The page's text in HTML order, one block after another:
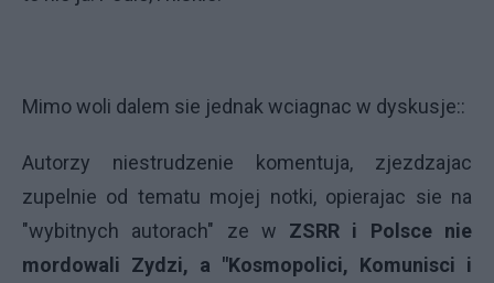
Mimo woli dalem sie jednak wciagnac w dyskusje::
Autorzy niestrudzenie komentuja, zjezdzajac
zupelnie od tematu mojej notki, opierajac sie na
"wybitnych autorach" ze w ZSRR i Polsce nie
mordowali Zydzi, a "Kosmopolici, Komunisci i